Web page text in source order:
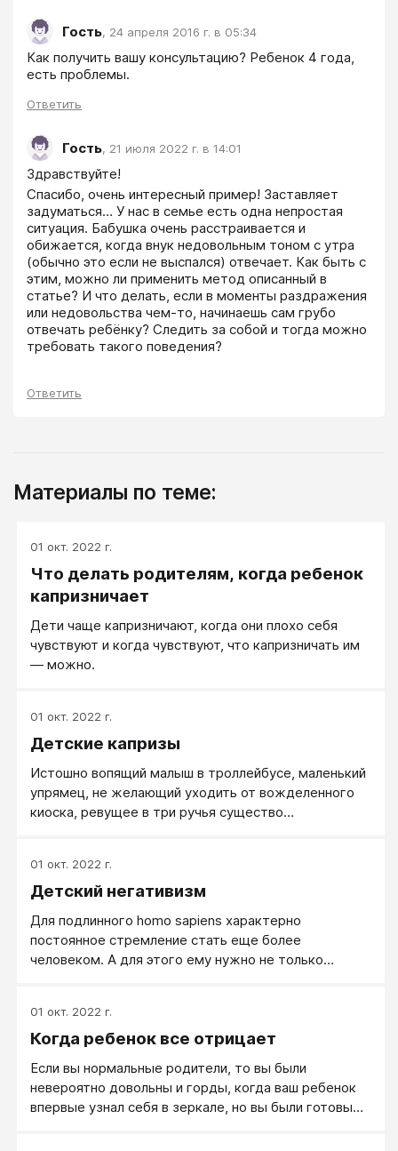
Гость, 24 апреля 2016 г. в 05:34
Как получить вашу консультацию? Ребенок 4 года,
есть проблемы.
Ответить
Гость, 21 июля 2022 г. в 14:01
Здравствуйте!
Спасибо, очень интересный пример! Заставляет
задуматься… У нас в семье есть одна непростая
ситуация. Бабушка очень расстраивается и
обижается, когда внук недовольным тоном с утра
(обычно это если не выспался) отвечает. Как быть с
этим, можно ли применить метод описанный в
статье? И что делать, если в моменты раздражения
или недовольства чем-то, начинаешь сам грубо
отвечать ребёнку? Следить за собой и тогда можно
требовать такого поведения?
Ответить
Материалы по теме:
01 окт. 2022 г.
Что делать родителям, когда ребенок
капризничает
Дети чаще капризничают, когда они плохо себя
чувствуют и когда чувствуют, что капризничать им
— можно.
01 окт. 2022 г.
Детские капризы
Истошно вопящий малыш в троллейбусе, маленький
упрямец, не желающий уходить от вожделенного
киоска, ревущее в три ручья существо
плачущая мамаша, ― все это только верхушка
айсберга.
01 окт. 2022 г.
Детский негативизм
Для подлинного homo sapiens характерно
постоянное стремление стать еще более
человеком. А для этого ему нужно не только
связи за пределами узкого круга семьи. И в них он
должен чувствовать себя не щепкой, плывущей по
раздражители, не функционером, а личностью!
01 окт. 2022 г.
Когда ребенок все отрицает
Если вы нормальные родители, то вы были
невероятно довольны и горды, когда ваш ребенок
впервые узнал себя в зеркале, но вы были готовы